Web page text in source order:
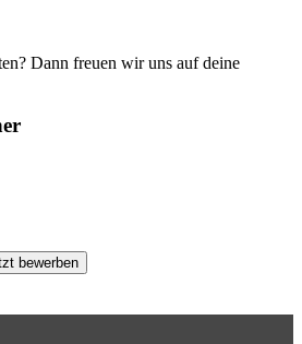
Dann freuen wir uns auf deine
bewerben